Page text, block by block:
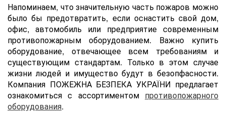
Напоминаем, что значительную часть пожаров можно
было бы предотвратить, если оснастить cвой дом,
офис, автомобиль или предприятие современным
противопожарным оборудованием. Важно купить
оборудование, отвечающее всем требованиям и
существующим стандартам. Только в этом случае
жизни людей и имущество будут в безопфасности.
Компания ПОЖЕЖНА БЕЗПЕКА УКРАЇНИ предлагает
ознакомиться с ассортиментом противопожарного
оборудования.